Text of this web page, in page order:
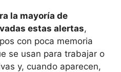
la mayoría de
estas alertas,
con poca memoria
se usan para trabajar o
y, cuando aparecen,